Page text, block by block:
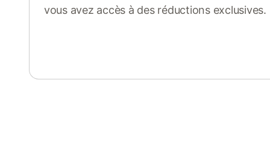
vous avez accès à des réductions exclusives.